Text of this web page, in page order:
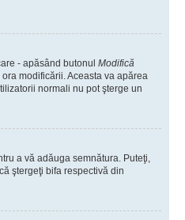
- apăsând butonul Modifică
modificării. Aceasta va apărea
normali nu pot şterge un
a vă adăuga semnătura. Puteţi,
ştergeţi bifa respectivă din